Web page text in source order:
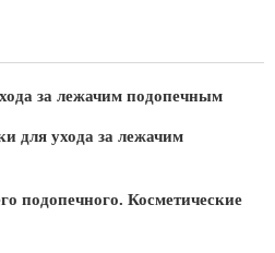
за лежачим подопечным
для ухода за лежачим
подопечного. Косметические